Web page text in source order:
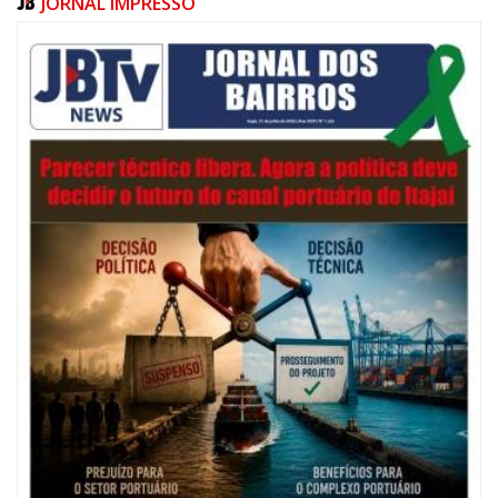
07/08/2026 | 07:00
Navegantes celebra 64 anos com shows nacionais de Ferrugem, Banda
Morada e Chiquito & Bordoneio
ITAJAÍ